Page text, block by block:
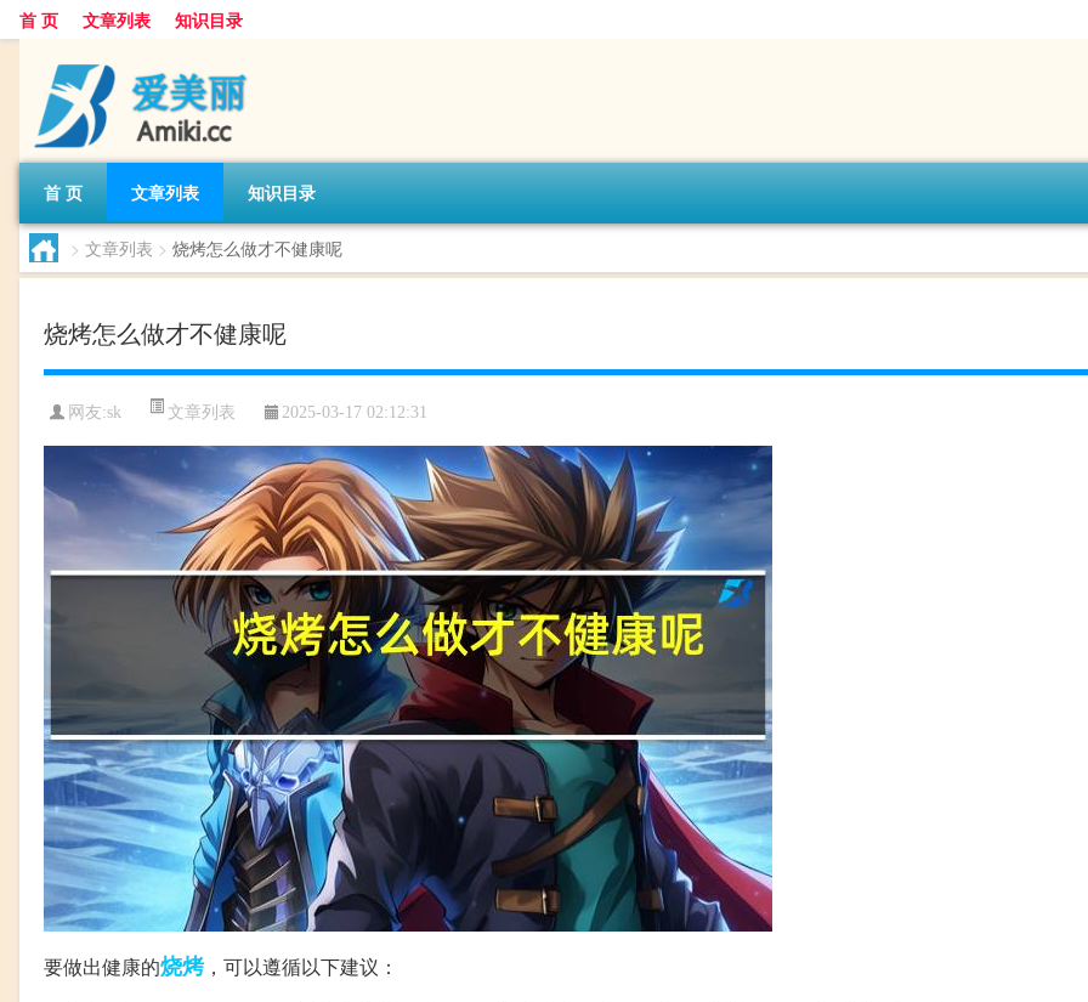
首 页 文章列表 知识目录
首 页 文章列表 知识目录
> 文章列表 > 烧烤怎么做才不健康呢
烧烤怎么做才不健康呢
网友:sk 文章列表 2025-03-17 02:12:31
要做出健康的烧烤，可以遵循以下建议：